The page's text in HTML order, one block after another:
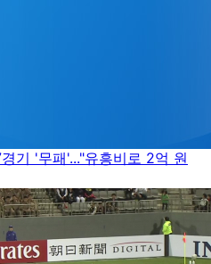
기 '무패'..."유흥비로 2억 원